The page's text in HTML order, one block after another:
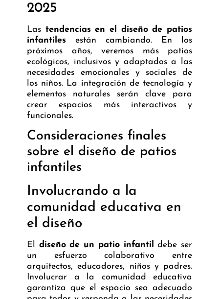
2025
Las tendencias en el diseño de patios
infantiles están cambiando. En los
próximos años, veremos más patios
ecológicos, inclusivos y adaptados a las
necesidades emocionales y sociales de
los niños. La integración de tecnología y
elementos naturales serán clave para
crear espacios más interactivos y
funcionales.
Consideraciones finales
sobre el diseño de patios
infantiles
Involucrando a la
comunidad educativa en
el diseño
El diseño de un patio infantil
debe ser
un esfuerzo colaborativo entre
arquitectos, educadores, niños y padres.
Involucrar a la comunidad educativa
garantiza que el espacio sea adecuado